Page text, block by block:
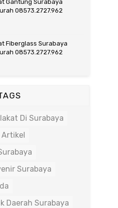
Gantung Surabaya
08573.2727.962
Fiberglass Surabaya
08573.2727.962
Di Surabaya
Artikel
Surabaya
Daerah Surabaya